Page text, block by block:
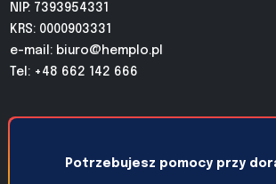
NIP: 7393954331
KRS: 0000903331
e-mail: biuro@hemplo.pl
Tel: +48 662 142 666
Potrzebujesz pomocy przy